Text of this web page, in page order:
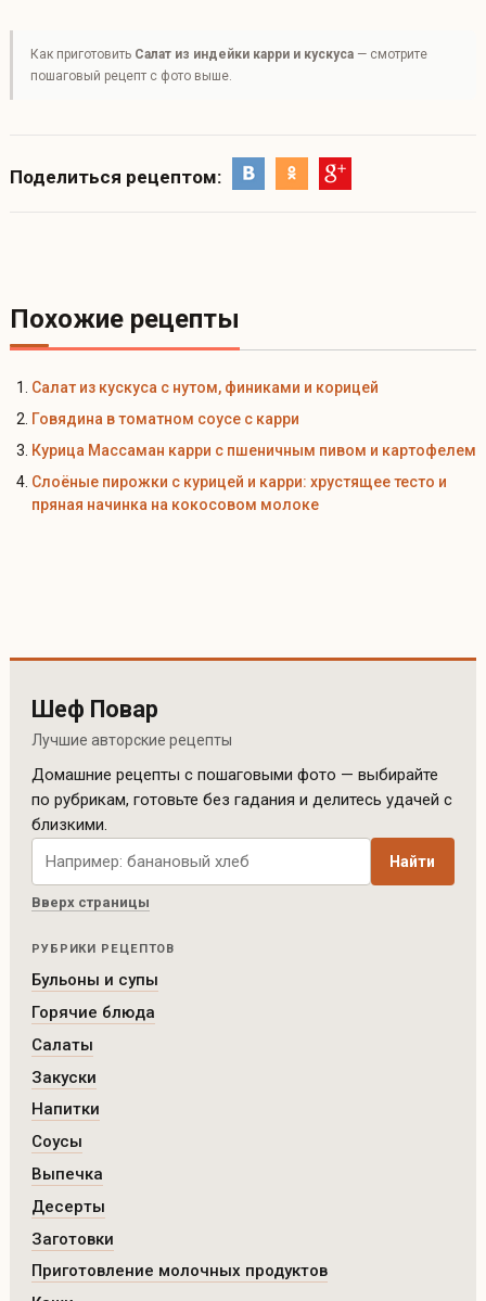
Как приготовить Салат из индейки карри и кускуса— смотрите
пошаговый рецепт с фото выше.
Поделиться рецептом:
Похожие рецепты
Салат из кускуса с нутом, финиками и корицей
Говядина в томатном соусе с карри
Курица Массаман карри с пшеничным пивом и картофелем
Слоёные пирожки с курицей и карри: хрустящее тесто и
пряная начинка на кокосовом молоке
Шеф Повар
Лучшие авторские рецепты
Домашние рецепты с пошаговыми фото — выбирайте
по рубрикам, готовьте без гадания и делитесь удачей с
близкими.
Поиск рецептов по сайту
Найти
Вверх страницы
РУБРИКИ РЕЦЕПТОВ
Бульоны и супы
Горячие блюда
Салаты
Закуски
Напитки
Соусы
Выпечка
Десерты
Заготовки
Приготовление молочных продуктов